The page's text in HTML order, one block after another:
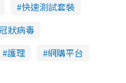
快速測試套裝
狀病毒
護理
網購平台